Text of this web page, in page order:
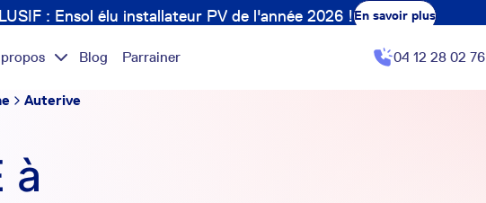
: Ensol élu installateur PV de l'année 2026 !En savoir plus
Blog Parrainer 04 12 28 02 76
Auterive
à